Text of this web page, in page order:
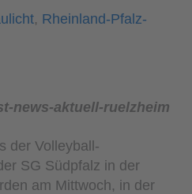
, Rheinland-Pfalz-
der Volleyball-
SG Südpfalz in der
am Mittwoch, in der